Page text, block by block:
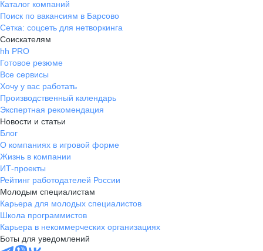
Каталог компаний
Поиск по вакансиям в Барсово
Сетка: соцсеть для нетворкинга
Соискателям
hh PRO
Готовое резюме
Все сервисы
Хочу у вас работать
Производственный календарь
Экспертная рекомендация
Новости и статьи
Блог
О компаниях в игровой форме
Жизнь в компании
ИТ-проекты
Рейтинг работодателей России
Молодым специалистам
Карьера для молодых специалистов
Школа программистов
Карьера в некоммерческих организациях
Боты для уведомлений